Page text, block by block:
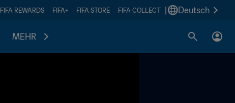
FIFA REWARDS FIFA+ FIFA STORE FIFA COLLECT Deutsch
MEHR